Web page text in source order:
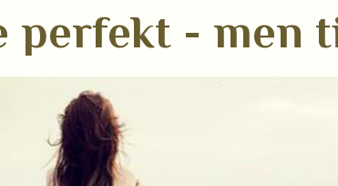
perfekt - men